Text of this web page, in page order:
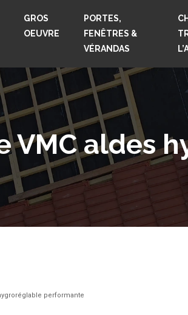
GROS
OEUVRE
PORTES,
FENÊTRES &
VÉRANDAS
VMC aldes
performante